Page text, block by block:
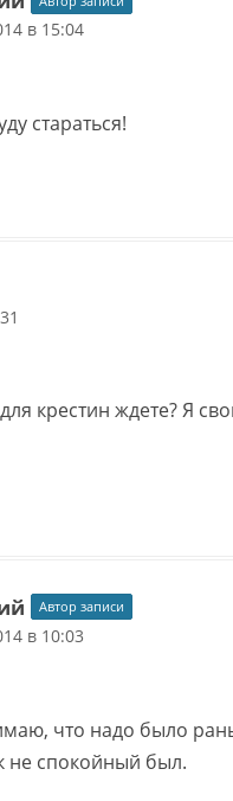
в 15:04
стараться!
крестин ждете? Я
Автор записи
в 10:03
что надо было
не спокойный был.